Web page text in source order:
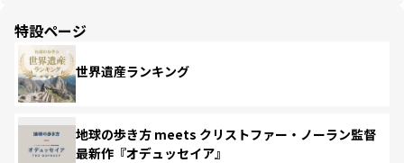
特設ページ
世界遺産ランキング
地球の歩き方 meets クリストファー・ノーラン監督
最新作『オデュッセイア』